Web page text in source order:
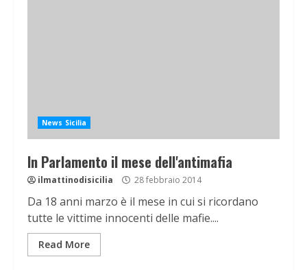
News Sicilia
In Parlamento il mese dell'antimafia
ilmattinodisicilia 28 febbraio 2014
Da 18 anni marzo è il mese in cui si ricordano
tutte le vittime innocenti delle mafie....
Read More